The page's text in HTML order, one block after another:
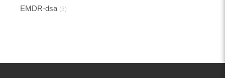
EMDR-dsa (3)